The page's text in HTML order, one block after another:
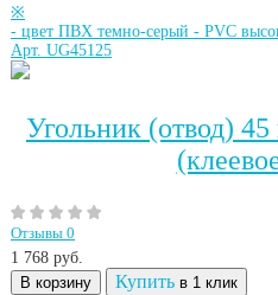
※
- цвет ПВХ темно-серый - PVC
Арт. UG45125
Угольник (отвод)
Отзывы 0
1 768 руб.
В корзину
Купить в 1 клик